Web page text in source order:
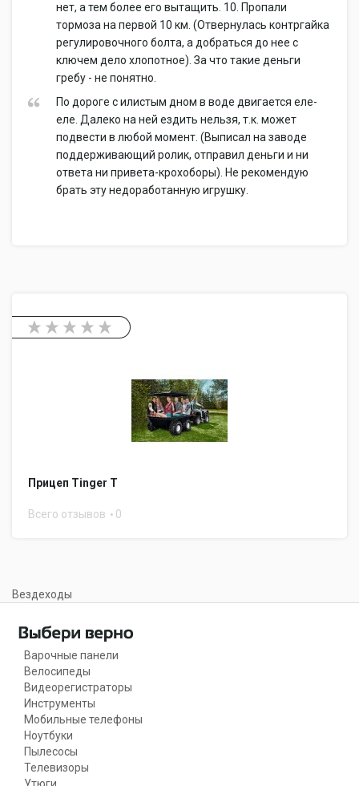
нет, а тем более его вытащить. 10. Пропали
тормоза на первой 10 км. (Отвернулась контргайка
регулировочного болта, а добраться до нее с
ключем дело хлопотное). За что такие деньги
гребу - не понятно.
По дороге с илистым дном в воде двигается еле-
еле. Далеко на ней ездить нельзя, т.к. может
подвести в любой момент. (Выписал на заводе
поддерживающий ролик, отправил деньги и ни
ответа ни привета-крохоборы). Не рекомендую
брать эту недоработанную игрушку.
Прицеп Тinger Т
Всего отзывов 0
Вездеходы
Варочные панели
Велосипеды
Видеорегистраторы
Инструменты
Мобильные телефоны
Ноутбуки
Пылесосы
Телевизоры